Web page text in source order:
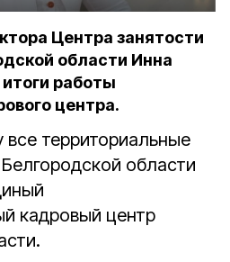
Центра занятости
области Инна
работы
центра.
территориальные
области
кадровый центр